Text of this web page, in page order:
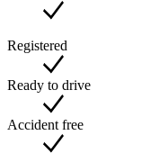
Registered
Ready to drive
Accident free